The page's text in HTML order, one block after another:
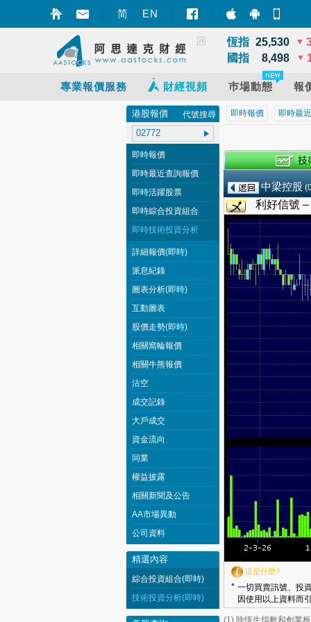
简 EN 智財迅
上證
3,900
恆指 25,530 ▼
國指
8,498 ▼
專業報價服務 財經視頻 巿場動態 報
即時報價 即時最
中梁控股 (
利好信號 –
這是什麼?
* 一切買賣訊號、投
因使用以上資料而
(1) 除恆生指數和創業
港股報價 代號搜尋
即時報價
即時最近查詢報價
即時活躍股票
即時綜合投資組合
即時技術投資分析
詳細報價(即時)
派息紀錄
圖表分析(即時)
互動圖表
股價走勢(即時)
相關窩輪報價
相關牛熊報價
沽空
成交記錄
大戶成交
資金流向
同業
權益披露
相關新聞及公告
AA市場異動
公司資料
精選內容
綜合投資組合(即時)
技術投資分析(即時)